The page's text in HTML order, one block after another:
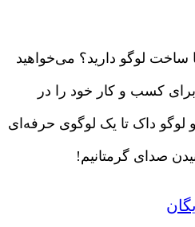
ساخت لوگو دارید؟ می‌خواهید
کسب و کار خود را در
لوگو داک تا یک لوگوی حرفه‌ای
صدای گرمتانیم!